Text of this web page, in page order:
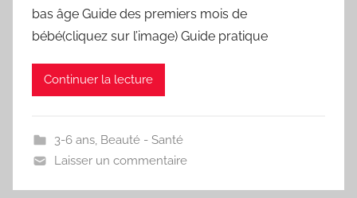
bas âge Guide des premiers mois de
bébé(cliquez sur l’image) Guide pratique
Continuer la lecture
3-6 ans, Beauté - Santé
Laisser un commentaire